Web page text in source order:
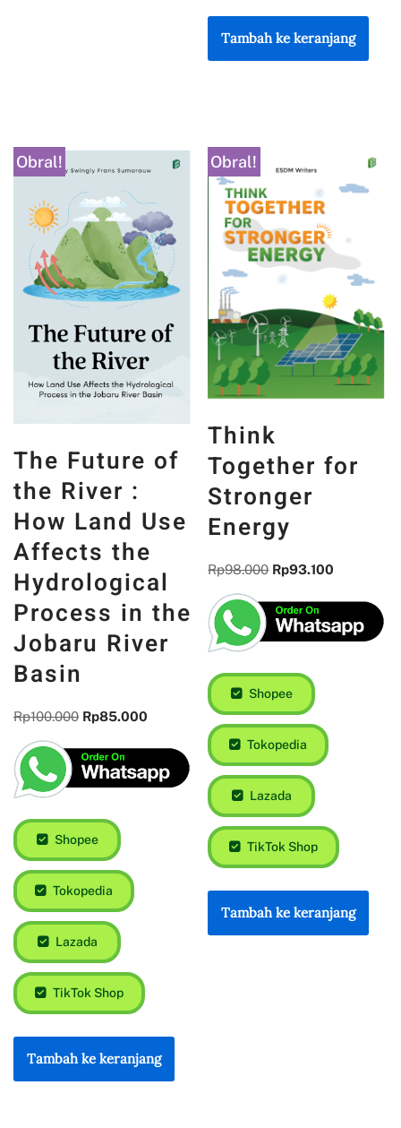
Tambah ke keranjang
Obral!
The Future of
the River :
How Land Use
Affects the
Hydrological
Process in the
Jobaru River
Basin
Rp100.000 Rp85.000
Shopee
Tokopedia
Lazada
TikTok Shop
Tambah ke keranjang
Obral!
Think
Together for
Stronger
Energy
Rp98.000 Rp93.100
Shopee
Tokopedia
Lazada
TikTok Shop
Tambah ke keranjang